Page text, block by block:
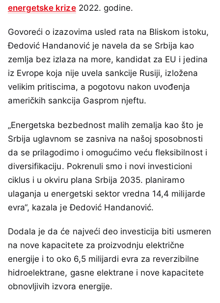
energetske krize2022. godine.
Govoreći o izazovima usled rata na Bliskom istoku,
Đedović Handanović je navela da se Srbija kao
zemlja bez izlaza na more, kandidat za EU i jedina
iz Evrope koja nije uvela sankcije Rusiji, izložena
velikim pritiscima, a pogotovu nakon uvođenja
američkih sankcija Gasprom njeftu.
„Energetska bezbednost malih zemalja kao što je
Srbija uglavnom se zasniva na našoj sposobnosti
da se prilagodimo i omogućimo veću fleksibilnost i
diversifikaciju. Pokrenuli smo i novi investicioni
ciklus i u okviru plana Srbija 2035. planiramo
ulaganja u energetski sektor vredna 14,4 milijarde
evra“, kazala je Đedović Handanović.
Dodala je da će najveći deo investicija biti usmeren
na nove kapacitete za proizvodnju električne
energije i to oko 6,5 milijardi evra za reverzibilne
hidroelektrane, gasne elektrane i nove kapacitete
obnovljivih izvora energije.